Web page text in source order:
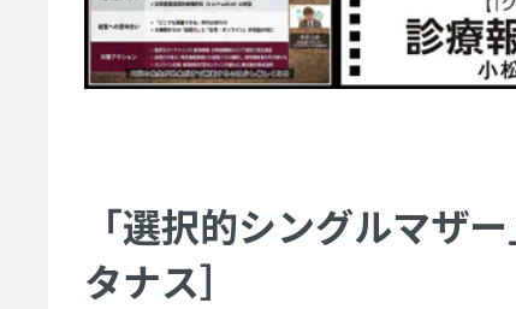
「選択的シングルマザ
タナス］